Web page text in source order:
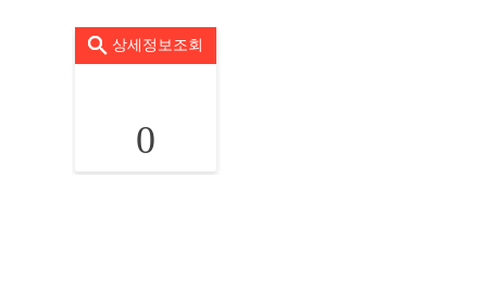
상세정보조회
0